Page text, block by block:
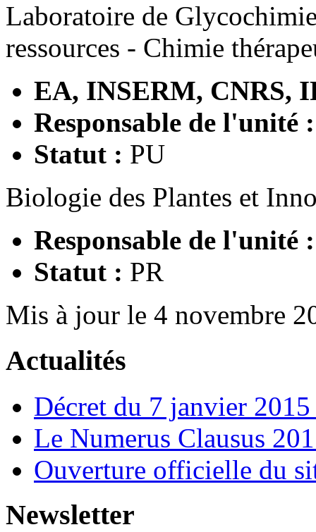
Laboratoire de
ressources - Chimie
EA, INSERM, CNRS,
Responsable de l'unité
Statut : PU
Biologie des Plantes et
Responsable de l'unité
Statut : PR
Mis à jour le 4 novembre
Actualités
Décret du 7 janvier
Le Numerus Clausus
Ouverture officielle du
Newsletter